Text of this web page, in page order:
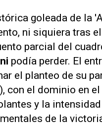
goleada de la
ni siquiera tras
parcial del
podía perder. El
el planteo de su
con el dominio en
y la
de la